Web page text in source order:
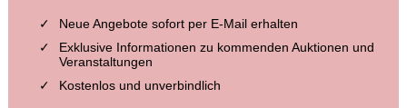
Neue Angebote sofort per E-Mail erhalten
Exklusive Informationen zu kommenden Auktionen und
Veranstaltungen
Kostenlos und unverbindlich